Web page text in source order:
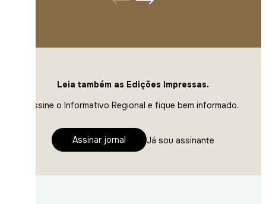
Leia também as Edições Impressas.
Assine o Informativo Regional e fique bem informado.
Assinar jornal Já sou assinante